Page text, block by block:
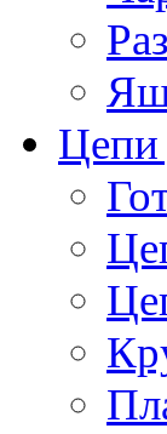
Цепи